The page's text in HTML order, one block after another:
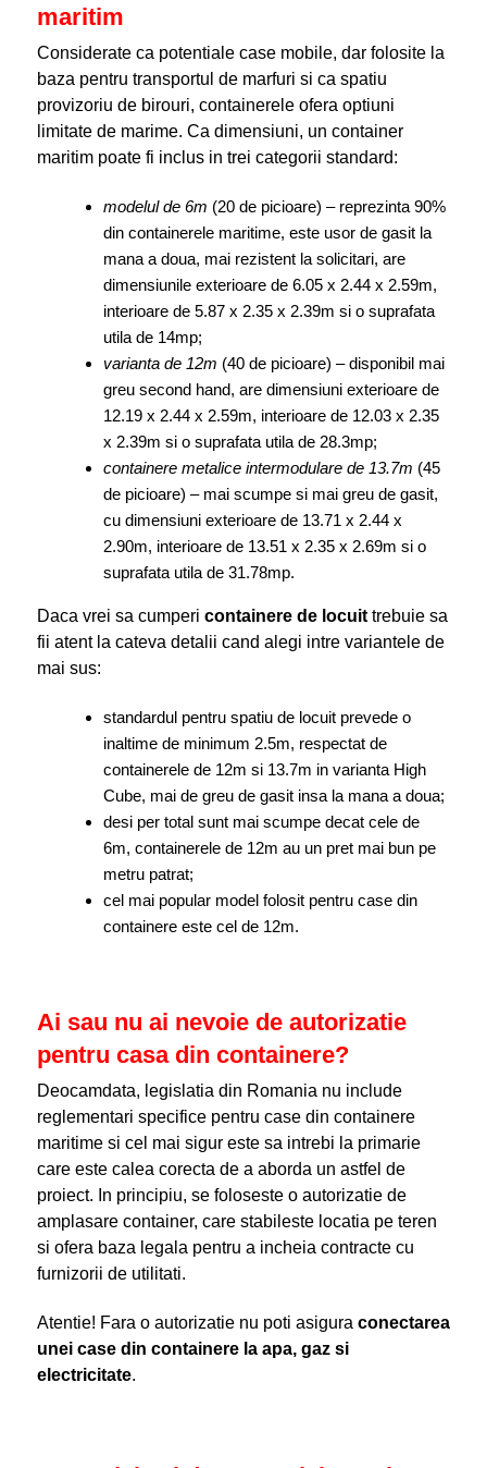
maritim
Considerate ca potentiale case mobile, dar folosite la
baza pentru transportul de marfuri si ca spatiu
provizoriu de birouri, containerele ofera optiuni
limitate de marime. Ca dimensiuni, un container
maritim poate fi inclus in trei categorii standard:
modelul de 6m (20 de picioare) – reprezinta 90%
din containerele maritime, este usor de gasit la
mana a doua, mai rezistent la solicitari, are
dimensiunile exterioare de 6.05 x 2.44 x 2.59m,
interioare de 5.87 x 2.35 x 2.39m si o suprafata
utila de 14mp;
varianta de 12m (40 de picioare) – disponibil mai
greu second hand, are dimensiuni exterioare de
12.19 x 2.44 x 2.59m, interioare de 12.03 x 2.35
x 2.39m si o suprafata utila de 28.3mp;
containere metalice intermodulare de 13.7m (45
de picioare) – mai scumpe si mai greu de gasit,
cu dimensiuni exterioare de 13.71 x 2.44 x
2.90m, interioare de 13.51 x 2.35 x 2.69m si o
suprafata utila de 31.78mp.
Daca vrei sa cumperi containere de locuit trebuie sa
fii atent la cateva detalii cand alegi intre variantele de
mai sus:
standardul pentru spatiu de locuit prevede o
inaltime de minimum 2.5m, respectat de
containerele de 12m si 13.7m in varianta High
Cube, mai de greu de gasit insa la mana a doua;
desi per total sunt mai scumpe decat cele de
6m, containerele de 12m au un pret mai bun pe
metru patrat;
cel mai popular model folosit pentru case din
containere este cel de 12m.
Ai sau nu ai nevoie de autorizatie
pentru casa din containere?
Deocamdata, legislatia din Romania nu include
reglementari specifice pentru case din containere
maritime si cel mai sigur este sa intrebi la primarie
care este calea corecta de a aborda un astfel de
proiect. In principiu, se foloseste o autorizatie de
amplasare container, care stabileste locatia pe teren
si ofera baza legala pentru a incheia contracte cu
furnizorii de utilitati.
Atentie! Fara o autorizatie nu poti asigura conectarea
unei case din containere la apa, gaz si
electricitate.